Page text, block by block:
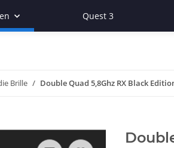
Quest 3
Brille Double Quad 5,8Ghz RX Black